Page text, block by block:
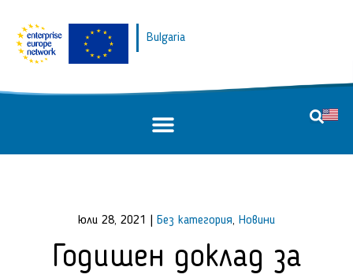
Bulgaria
юли 28, 2021 Без категория, Новини
Годишен доклад за